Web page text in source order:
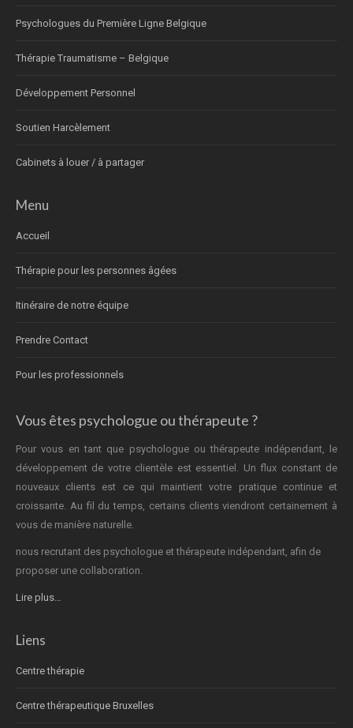
Psychologues du Première Ligne Belgique
Thérapie Traumatisme – Belgique
Développement Personnel
Soutien Harcèlement
Cabinets à louer / à partager
Menu
Accueil
Thérapie pour les personnes âgées
Itinéraire de notre équipe
Prendre Contact
Pour les professionnels
Vous êtes psychologue ou thérapeute ?
Pour vous en tant que psychologue ou thérapeute indépendant, le
développement de votre clientèle est essentiel. Un flux constant de
nouveaux clients est ce qui maintient votre pratique continue et
croissante. Au fil du temps, certains clients viendront certainement à
vous de manière naturelle.
nous recrutant des psychologue et thérapeute indépendant, afin de
proposer une collaboration.
Lire plus…
Liens
Centre thérapie
Centre thérapeutique Bruxelles